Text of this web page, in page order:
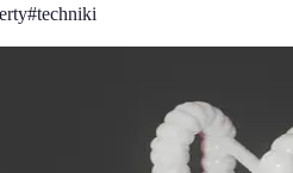
#techniki